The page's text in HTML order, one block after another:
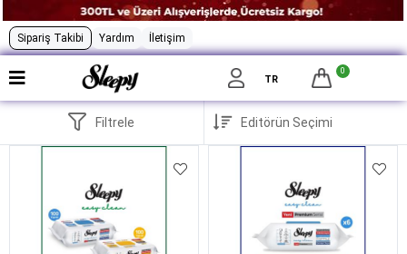
Sipariş Takibi Yardım İletişim
TR
0
Filtrele